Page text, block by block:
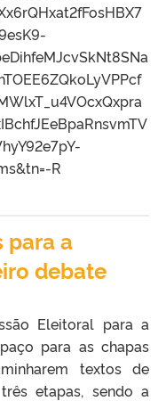
R
para a
debate
Eleitoral para a
para as chapas
textos de
etapas, sendo a